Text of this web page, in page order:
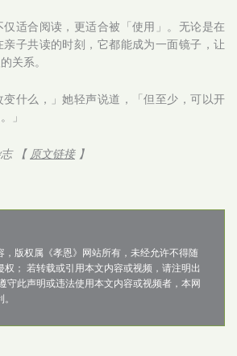
适合阅读，更适合被「使用」。无论是在
子共读的时刻，它都能成为一面镜子，让
关系。
变什么，」她轻声说道，「但至少，可以开
」
【 原文链接】
，版权属《孝恩》网站所有，未经允许不得随
； 若转载或引用本文内容或视频，请注明出
守此声明或违法使用本文内容或视频者，本网